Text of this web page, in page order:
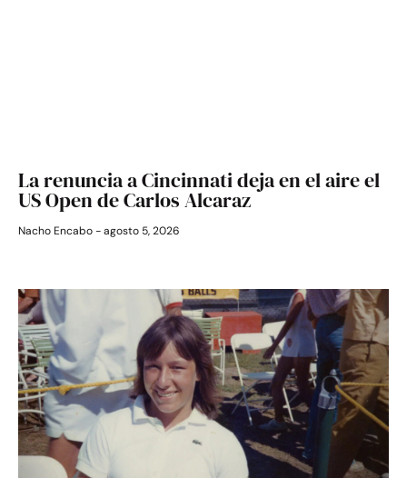
La renuncia a Cincinnati deja en el aire el
US Open de Carlos Alcaraz
Nacho Encabo agosto 5, 2026